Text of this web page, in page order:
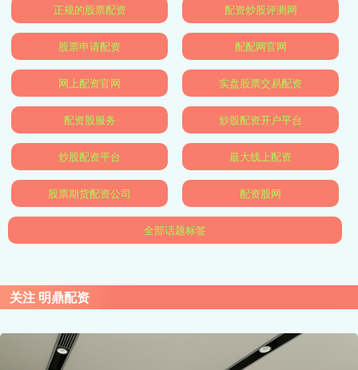
正规的股票配资 配资炒股评测网
股票申请配资 配配网官网
网上配资官网 实盘股票交易配资
配资股服务 炒股配资开户平台
炒股配资平台 最大线上配资
股票期货配资公司 配资股网
全部话题标签
关注 明鼎配资